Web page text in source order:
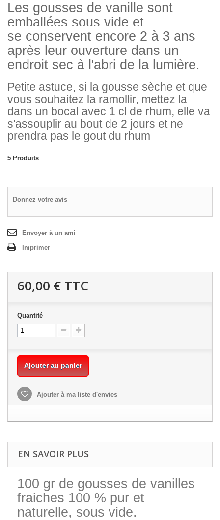
Les gousses de vanille sont
emballées sous vide et
se conservent encore 2 à 3 ans
après leur ouverture dans un
endroit sec à l'abri de la lumière.
Petite astuce, si la gousse sèche et que
vous souhaitez la ramollir, mettez la
dans un bocal avec 1 cl de rhum, elle va
s'assouplir au bout de 2 jours et ne
prendra pas le gout du rhum
5 Produits
Donnez votre avis
Envoyer à un ami
Imprimer
60,00 € TTC
Quantité
Ajouter au panier
Ajouter à ma liste d'envies
EN SAVOIR PLUS
100 gr de gousses de vanilles
fraiches 100 % pur et
naturelle, sous vide.